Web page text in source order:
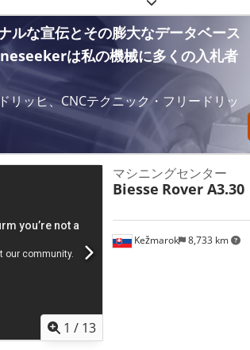
ルな宣伝とその膨大なデータベース
は私の機械に多くの入札者
リッヒ、CNCテクニック・フリードリッ
1 / 13
Kežmarok 8,733 km
マシニングセンター
Biesse Rover A3.30